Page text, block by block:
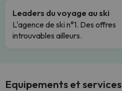
Leaders du voyage au ski
L'agence de ski n°1. Des offres
introuvables ailleurs.
Equipements et services